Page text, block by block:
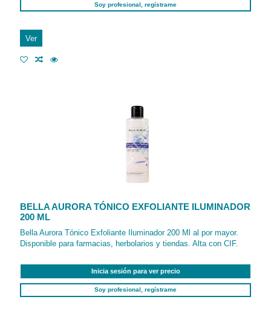
Soy profesional, regístrame
Ver
BELLA AURORA TÓNICO EXFOLIANTE ILUMINADOR
200 ML
Bella Aurora Tónico Exfoliante Iluminador 200 Ml al por mayor.
Disponible para farmacias, herbolarios y tiendas. Alta con CIF.
Inicia sesión para ver precio
Soy profesional, regístrame